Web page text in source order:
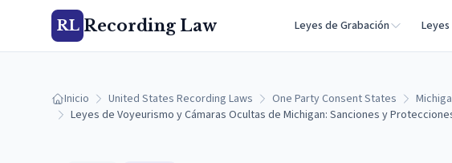
RL Recording Law Leyes de Grabación Leyes
Inicio United States Recording Laws One Party Consent States
Leyes de Voyeurismo y Cámaras Ocultas de Michigan: Sanciones y